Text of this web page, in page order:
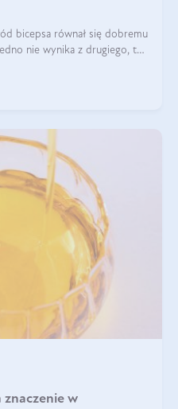
bicepsa równał się dobremu
nie wynika z drugiego, to
znaczenie w